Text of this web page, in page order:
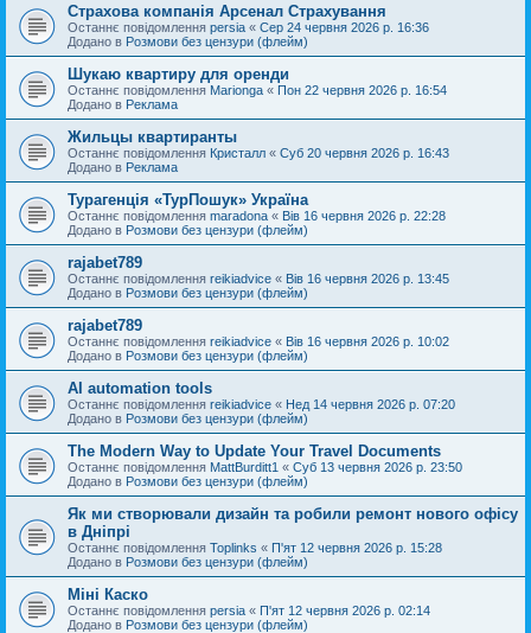
Страхова компанія Арсенал Страхування
Останнє повідомлення persia « Сер 24 червня 2026 р. 16:36
Додано в Розмови без цензури (флейм)
Шукаю квартиру для оренди
Останнє повідомлення Marionga « Пон 22 червня 2026 р. 16:54
Додано в Реклама
Жильцы квартиранты
Останнє повідомлення Кристалл « Суб 20 червня 2026 р. 16:43
Додано в Реклама
Турагенція «ТурПошук» Україна
Останнє повідомлення maradona « Вів 16 червня 2026 р. 22:28
Додано в Розмови без цензури (флейм)
rajabet789
Останнє повідомлення reikiadvice « Вів 16 червня 2026 р. 13:45
Додано в Розмови без цензури (флейм)
rajabet789
Останнє повідомлення reikiadvice « Вів 16 червня 2026 р. 10:02
Додано в Розмови без цензури (флейм)
AI automation tools
Останнє повідомлення reikiadvice « Нед 14 червня 2026 р. 07:20
Додано в Розмови без цензури (флейм)
The Modern Way to Update Your Travel Documents
Останнє повідомлення MattBurditt1 « Суб 13 червня 2026 р. 23:50
Додано в Розмови без цензури (флейм)
Як ми створювали дизайн та робили ремонт нового офісу
в Дніпрі
Останнє повідомлення Toplinks « П'ят 12 червня 2026 р. 15:28
Додано в Розмови без цензури (флейм)
Міні Каско
Останнє повідомлення persia « П'ят 12 червня 2026 р. 02:14
Додано в Розмови без цензури (флейм)